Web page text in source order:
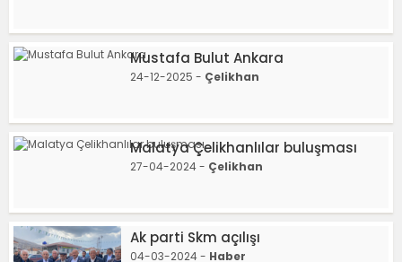
Mustafa Bulut Ankara
24-12-2025 - Çelikhan
Malatya Çelikhanlılar buluşması
27-04-2024 - Çelikhan
Ak parti Skm açılışı
04-03-2024 - Haber